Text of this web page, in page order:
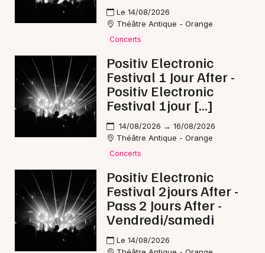
Le 14/08/2026
Théâtre Antique - Orange
Concerts
Positiv Electronic
Festival 1 Jour After -
Positiv Electronic
Festival 1jour […]
14/08/2026 → 16/08/2026
Théâtre Antique - Orange
Concerts
Positiv Electronic
Festival 2jours After -
Pass 2 Jours After -
Vendredi/samedi
Le 14/08/2026